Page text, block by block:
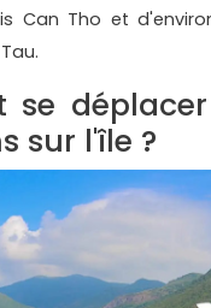
Can Tho et
se
sur l'île ?